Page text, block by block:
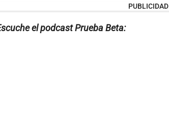
PUBLICIDAD
el podcast Prueba Beta: